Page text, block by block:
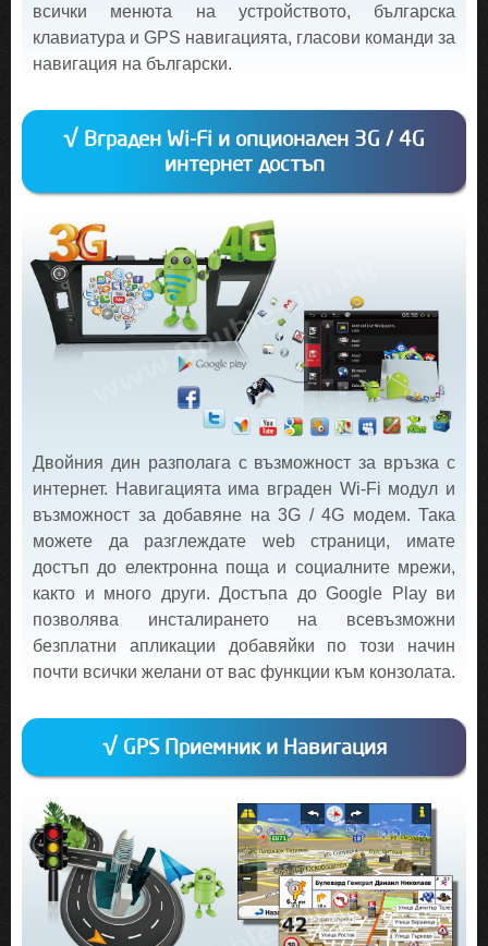
всички менюта на устройството, българска
клавиатура и GPS навигацията, гласови команди за
навигация на български.
√ Вграден Wi-Fi и опционален 3G / 4G
интернет достъп
Двойния дин разполага с възможност за връзка с
интернет. Навигацията има вграден Wi-Fi модул и
възможност за добавяне на 3G / 4G модем. Така
можете да разглеждате web страници, имате
достъп до електронна поща и социалните мрежи,
както и много други. Достъпа до Google Play ви
позволява инсталирането на всевъзможни
безплатни апликации добавяйки по този начин
почти всички желани от вас функции към конзолата.
√ GPS Приемник и Навигация